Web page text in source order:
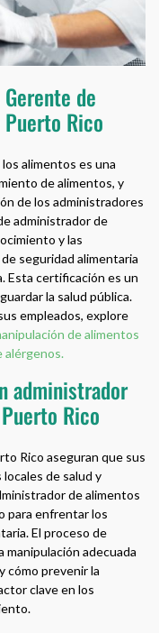
de
Rico
alimentos es una
de alimentos, y
de los administradores
administrador de
y las
seguridad alimentaria
Esta certificación es un
la salud pública.
empleados, explore
de alimentos
alérgenos.
administrador
Rico
Rico aseguran que sus
de salud y
de alimentos
para enfrentar los
El proceso de
manipulación adecuada
cómo prevenir la
clave en los